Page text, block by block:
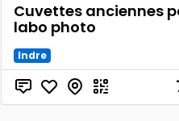
Cuvettes anciennes
labo photo
Indre